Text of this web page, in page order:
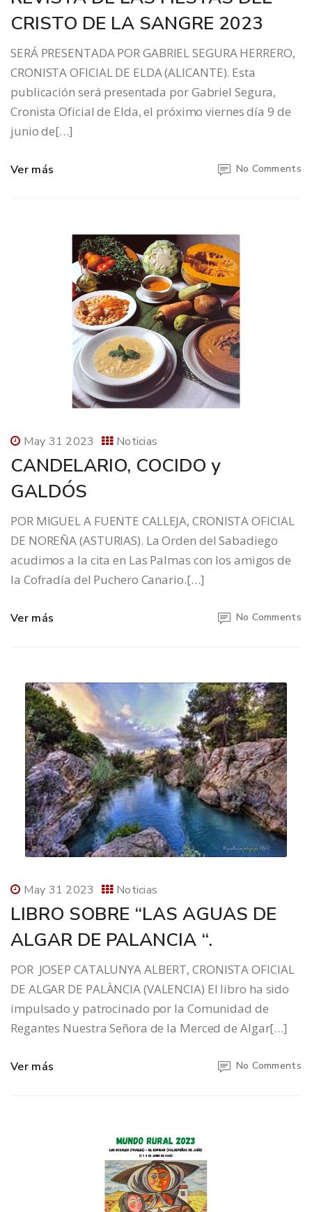
CRISTO DE LA SANGRE 2023
SERÁ PRESENTADA POR GABRIEL SEGURA HERRERO,
CRONISTA OFICIAL DE ELDA (ALICANTE). Esta
publicación será presentada por Gabriel Segura,
Cronista Oficial de Elda, el próximo viernes día 9 de
junio de[…]
Ver más No Comments
May 31 2023 Noticias
CANDELARIO, COCIDO y
GALDÓS
POR MIGUEL A FUENTE CALLEJA, CRONISTA OFICIAL
DE NOREÑA (ASTURIAS). La Orden del Sabadiego
acudimos a la cita en Las Palmas con los amigos de
la Cofradía del Puchero Canario.[…]
Ver más No Comments
May 31 2023 Noticias
LIBRO SOBRE “LAS AGUAS DE
ALGAR DE PALANCIA “.
POR JOSEP CATALUNYA ALBERT, CRONISTA OFICIAL
DE ALGAR DE PALÀNCIA (VALENCIA) El libro ha sido
impulsado y patrocinado por la Comunidad de
Regantes Nuestra Señora de la Merced de Algar[…]
Ver más No Comments